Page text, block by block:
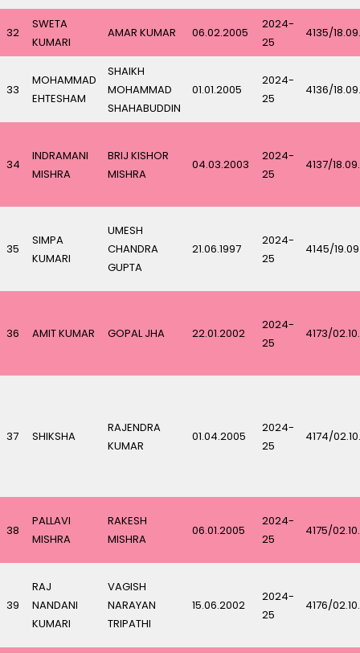
32
SWETA
KUMARI
AMAR KUMAR 06.02.2005
2024-
25
4135/
33
MOHAMMAD
EHTESHAM
SHAIKH
MOHAMMAD
SHAHABUDDIN
01.01.2005
2024-
25
4136/
34
INDRAMANI
MISHRA
BRIJ KISHOR
MISHRA
04.03.2003
2024-
25
4137/
35
SIMPA
KUMARI
UMESH
CHANDRA
GUPTA
21.06.1997
2024-
25
4145/
36 AMIT KUMAR GOPAL JHA 22.01.2002
2024-
25
4173/
37 SHIKSHA
RAJENDRA
KUMAR
01.04.2005
2024-
25
4174/
38
PALLAVI
MISHRA
RAKESH
MISHRA
06.01.2005
2024-
25
4175/
39
RAJ
NANDANI
KUMARI
VAGISH
NARAYAN
TRIPATHI
15.06.2002
2024-
25
4176/